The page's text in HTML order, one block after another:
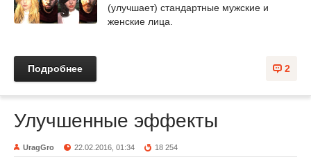
(улучшает) стандартные мужские и
женские лица.
2
Подробнее
Улучшенные эффекты
UragGro 22.02.2016, 01:34 18 254